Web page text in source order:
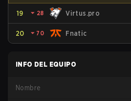
19 ⏷ 28 Virtus.pro
20 ⏷ 70 Fnatic
INFO DEL EQUIPO
Nombre